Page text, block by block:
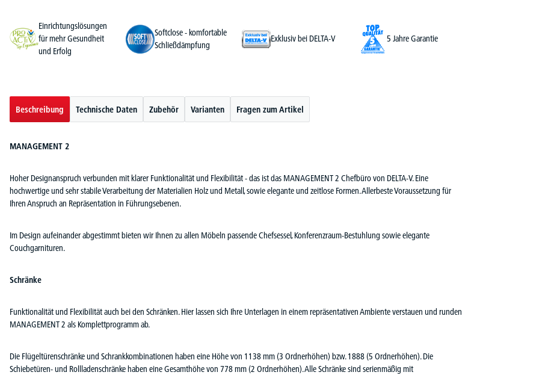
Einrichtungslösungen
für mehr Gesundheit
und Erfolg
Softclose - komfortable
Schließdämpfung
Exklusiv bei DELTA-V 5 Jahre Garantie
Beschreibung Technische Daten Zubehör Varianten Fragen zum Artikel
MANAGEMENT 2
Hoher Designanspruch verbunden mit klarer Funktionalität und Flexibilität - das ist das MANAGEMENT 2 Chefbüro von DELTA-V. Eine
hochwertige und sehr stabile Verarbeitung der Materialien Holz und Metall, sowie elegante und zeitlose Formen. Allerbeste Voraussetzung für
Ihren Anspruch an Repräsentation in Führungsebenen.
Im Design aufeinander abgestimmt bieten wir Ihnen zu allen Möbeln passende Chefsessel, Konferenzraum-Bestuhlung sowie elegante
Couchgarnituren.
Schränke
Funktionalität und Flexibilität auch bei den Schränken. Hier lassen sich Ihre Unterlagen in einem repräsentativen Ambiente verstauen und runden
MANAGEMENT 2 als Komplettprogramm ab.
Die Flügeltürenschränke und Schrankkombinationen haben eine Höhe von 1138 mm (3 Ordnerhöhen) bzw. 1888 (5 Ordnerhöhen). Die
Schiebetüren- und Rollladenschränke haben eine Gesamthöhe von 778 mm (2 Ordnerhöhen). Alle Schränke sind serienmäßig mit